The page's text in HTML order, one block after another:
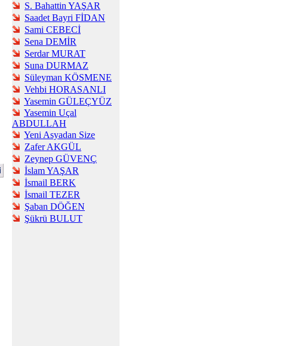
S. Bahattin YAŞAR
Saadet Bayri FİDAN
Sami CEBECİ
Sena DEMİR
Serdar MURAT
Suna DURMAZ
Süleyman KÖSMENE
Vehbi HORASANLI
Yasemin GÜLEÇYÜZ
Yasemin Uçal
ABDULLAH
Yeni Asyadan Size
Zafer AKGÜL
Zeynep GÜVENÇ
İslam YAŞAR
İsmail BERK
İsmail TEZER
Şaban DÖĞEN
Şükrü BULUT